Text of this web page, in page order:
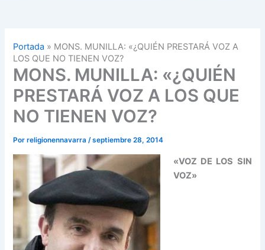
Portada » MONS. MUNILLA: «¿QUIÉN PRESTARÁ VOZ A
LOS QUE NO TIENEN VOZ?
MONS. MUNILLA: «¿QUIÉN
PRESTARÁ VOZ A LOS QUE
NO TIENEN VOZ?
Porreligionennavarra/septiembre 28, 2014
«VOZ DE LOS SIN
VOZ»